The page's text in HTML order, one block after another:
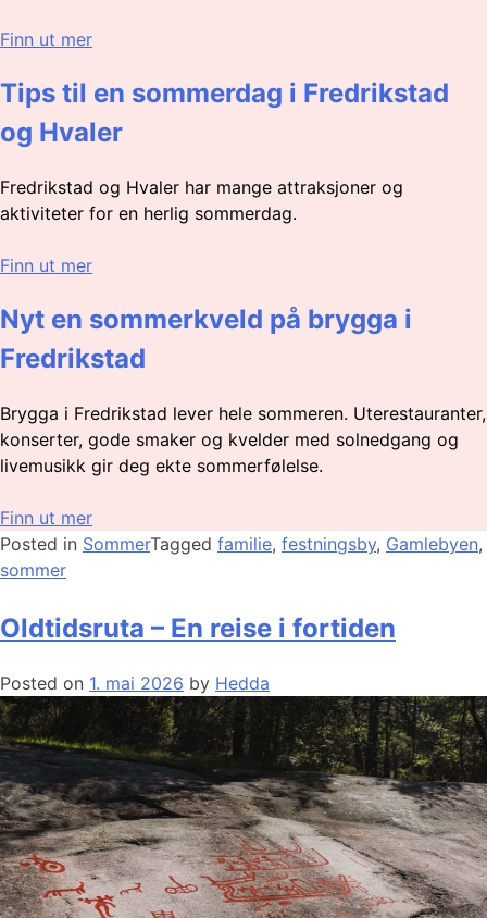
Finn ut mer
Tips til en sommerdag i Fredrikstad
og Hvaler
Fredrikstad og Hvaler har mange attraksjoner og
aktiviteter for en herlig sommerdag.
Finn ut mer
Nyt en sommerkveld på brygga i
Fredrikstad
Brygga i Fredrikstad lever hele sommeren. Uterestauranter,
konserter, gode smaker og kvelder med solnedgang og
livemusikk gir deg ekte sommerfølelse.
Finn ut mer
Posted in SommerTagged familie, festningsby, Gamlebyen,
sommer
Oldtidsruta – En reise i fortiden
Posted on 1. mai 2026 by Hedda